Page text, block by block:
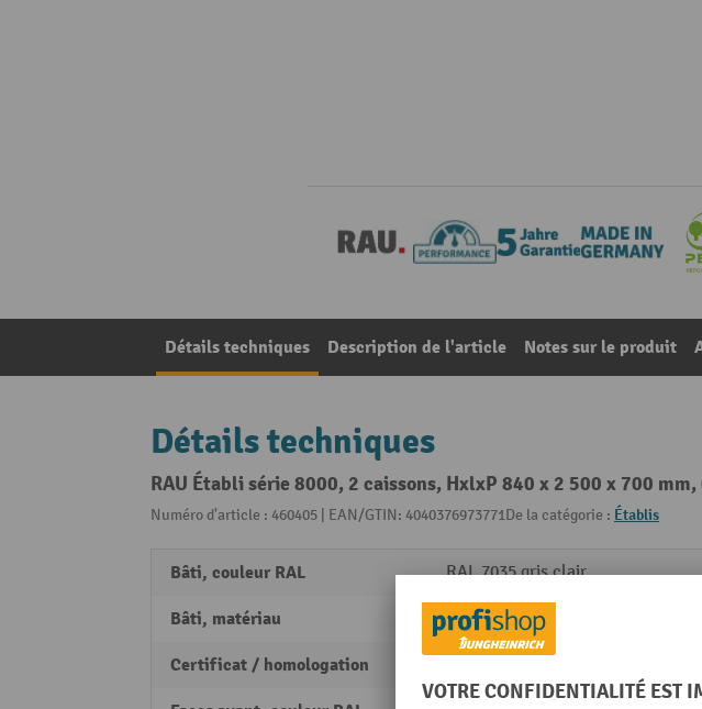
Détails techniques Description de l'article Notes sur le produit
Détails techniques
RAU Établi série 8000, 2 caissons, HxlxP 840 x 2 500 x 700
Numéro d'article : 460405 | EAN/GTIN: 4040376973771De la catégorie : Établis
Bâti, couleur RAL RAL 7035 gris clair
Bâti, matériau Acier profilé
Certificat / homologation